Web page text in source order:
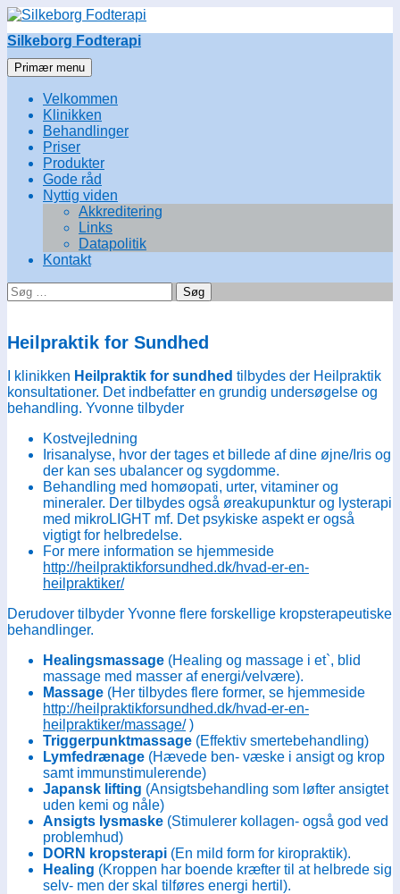
Hop
til
indhold
Silkeborg Fodterapi
Søg
Primær menu
Velkommen
Klinikken
Behandlinger
Priser
Produkter
Gode råd
Nyttig viden
Akkreditering
Links
Datapolitik
Kontakt
Søg
efter:
Heilpraktik for Sundhed
I klinikken Heilpraktik for sundhed tilbydes der Heilpraktik
konsultationer. Det indbefatter en grundig undersøgelse og
behandling. Yvonne tilbyder
Kostvejledning
Irisanalyse, hvor der tages et billede af dine øjne/Iris og
der kan ses ubalancer og sygdomme.
Behandling med homøopati, urter, vitaminer og
mineraler. Der tilbydes også øreakupunktur og lysterapi
med mikroLIGHT mf. Det psykiske aspekt er også
vigtigt for helbredelse.
For mere information se hjemmeside
http://heilpraktikforsundhed.dk/hvad-er-en-
heilpraktiker/
Derudover tilbyder Yvonne flere forskellige kropsterapeutiske
behandlinger.
Healingsmassage (Healing og massage i et`, blid
massage med masser af energi/velvære).
Massage (Her tilbydes flere former, se hjemmeside
http://heilpraktikforsundhed.dk/hvad-er-en-
heilpraktiker/massage/)
Triggerpunktmassage (Effektiv smertebehandling)
Lymfedrænage (Hævede ben- væske i ansigt og krop
samt immunstimulerende)
Japansk lifting (Ansigtsbehandling som løfter ansigtet
uden kemi og nåle)
Ansigts lysmaske (Stimulerer kollagen- også god ved
problemhud)
DORN kropsterapi (En mild form for kiropraktik).
Healing (Kroppen har boende kræfter til at helbrede sig
selv- men der skal tilføres energi hertil).